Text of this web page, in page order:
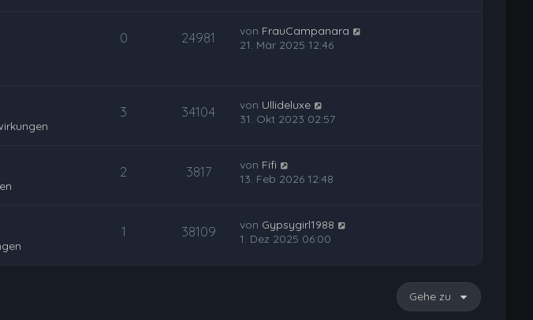
0 24981 von FrauCampanara
21. Mär 2025 12:46
3 34104 von Ullideluxe
31. Okt 2023 02:57
2 3817 von Fifi
13. Feb 2026 12:48
1 38109 von Gypsygirl1988
1. Dez 2025 06:00
Gehe zu